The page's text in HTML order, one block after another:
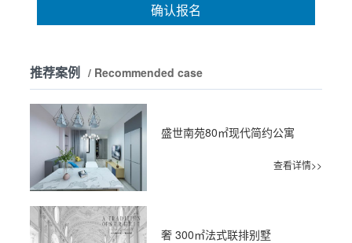
确认报名
推荐案例 / Recommended case
盛世南苑80㎡现代简约公寓
查看详情>>
奢 300㎡法式联排别墅